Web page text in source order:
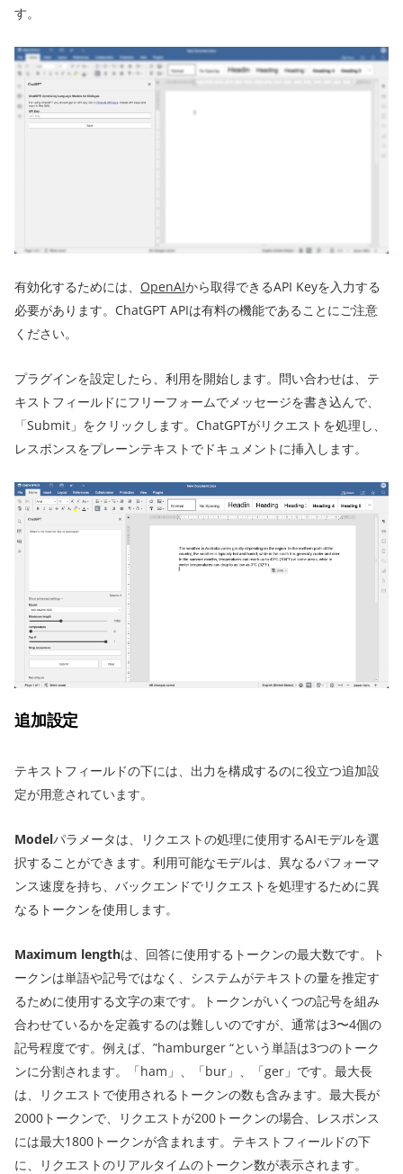
す。
有効化するためには、 OpenAIから取得できるAPI Keyを入力する
必要があります。ChatGPT APIは有料の機能であることにご注意
ください。
プラグインを設定したら、利用を開始します。問い合わせは、テ
キストフィールドにフリーフォームでメッセージを書き込んで、
「Submit」をクリックします。ChatGPTがリクエストを処理し、
レスポンスをプレーンテキストでドキュメントに挿入します。
追加設定
テキストフィールドの下には、出力を構成するのに役立つ追加設
定が用意されています。
Modelパラメータは、リクエストの処理に使用するAIモデルを選
択することができます。利用可能なモデルは、異なるパフォーマ
ンス速度を持ち、バックエンドでリクエストを処理するために異
なるトークンを使用します。
Maximum lengthは、回答に使用するトークンの最大数です。ト
ークンは単語や記号ではなく、システムがテキストの量を推定す
るために使用する文字の束です。トークンがいくつの記号を組み
合わせているかを定義するのは難しいのですが、通常は3〜4個の
記号程度です。例えば、”hamburger “という単語は3つのトーク
ンに分割されます。「ham」、「bur」、「ger」です。最大長
は、リクエストで使用されるトークンの数も含みます。最大長が
2000トークンで、リクエストが200トークンの場合、レスポンス
には最大1800トークンが含まれます。テキストフィールドの下
に、リクエストのリアルタイムのトークン数が表示されます。